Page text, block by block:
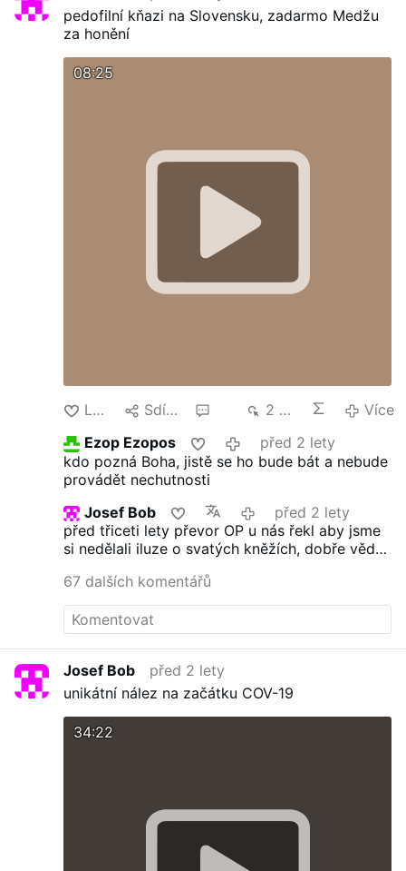
pedofilní kňazi na Slovensku, zadarmo Medžu
za honění
08:25
Lajk Sdílet 2 tis.
Více
Ezop Ezopos
před 2 lety
kdo pozná Boha, jistě se ho bude bát a nebude
provádět nechutnosti
Josef Bob
před 2 lety
před třiceti lety převor OP u nás řekl aby jsme
si nedělali iluze o svatých kněžích, dobře věděl
v=pBLm061rF4Q
67 dalších komentářů
Josef Bob
před 2 lety
unikátní nález na začátku COV-19
34:22